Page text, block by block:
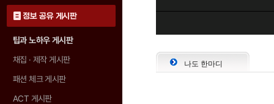
정보 공유 게시판
팁과 노하우 게시판
채집 · 제작 게시판
패션 체크 게시판
ACT 게시판
나도 한마디